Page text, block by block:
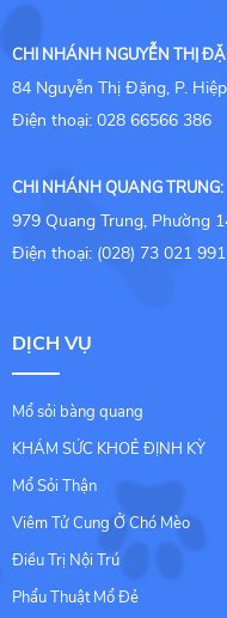
CHI NHÁNH NGUYỄN THỊ
84 Nguyễn Thị Đặng, P.
Điện thoại: 028 66566 386
CHI NHÁNH QUANG TRUNG:
979 Quang Trung, Phường
Điện thoại: (028) 73 021 991
DỊCH VỤ
Mổ sỏi bàng quang
KHÁM SỨC KHOẺ ĐỊNH KỲ
Mổ Sỏi Thận
Viêm Tử Cung Ở Chó Mèo
Điều Trị Nội Trú
Phẩu Thuật Mổ Đẻ